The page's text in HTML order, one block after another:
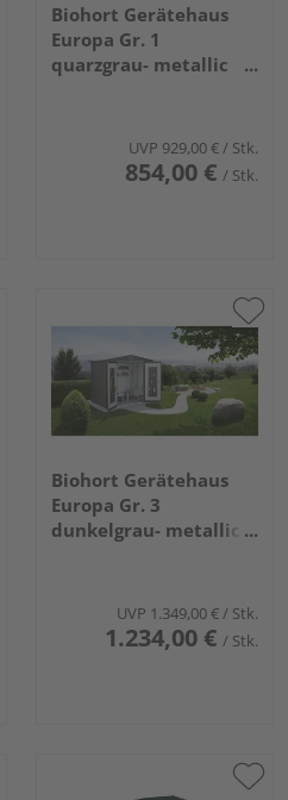
Biohort Gerätehaus
Europa Gr. 1
quarzgrau- metallic
UVP 929,00 €/ Stk.
854,00 € / Stk.
Biohort Gerätehaus
Europa Gr. 3
dunkelgrau- metallic
UVP 1.349,00 €/ Stk.
1.234,00 € / Stk.